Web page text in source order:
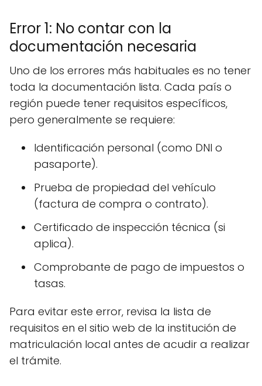
Error 1: No contar con la
documentación necesaria
Uno de los errores más habituales es no tener
toda la documentación lista. Cada país o
región puede tener requisitos específicos,
pero generalmente se requiere:
Identificación personal (como DNI o
pasaporte).
Prueba de propiedad del vehículo
(factura de compra o contrato).
Certificado de inspección técnica (si
aplica).
Comprobante de pago de impuestos o
tasas.
Para evitar este error, revisa la lista de
requisitos en el sitio web de la institución de
matriculación local antes de acudir a realizar
el trámite.